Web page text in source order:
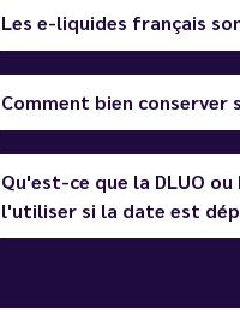
Les e-liquides français
Comment bien conserver
Qu'est-ce que la DLUO
l'utiliser si la date est